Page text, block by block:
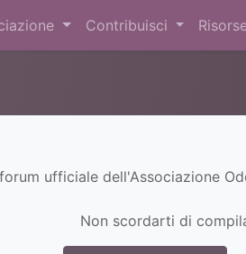
Contribuisci
ufficiale dell'Associazione
Non scordarti di